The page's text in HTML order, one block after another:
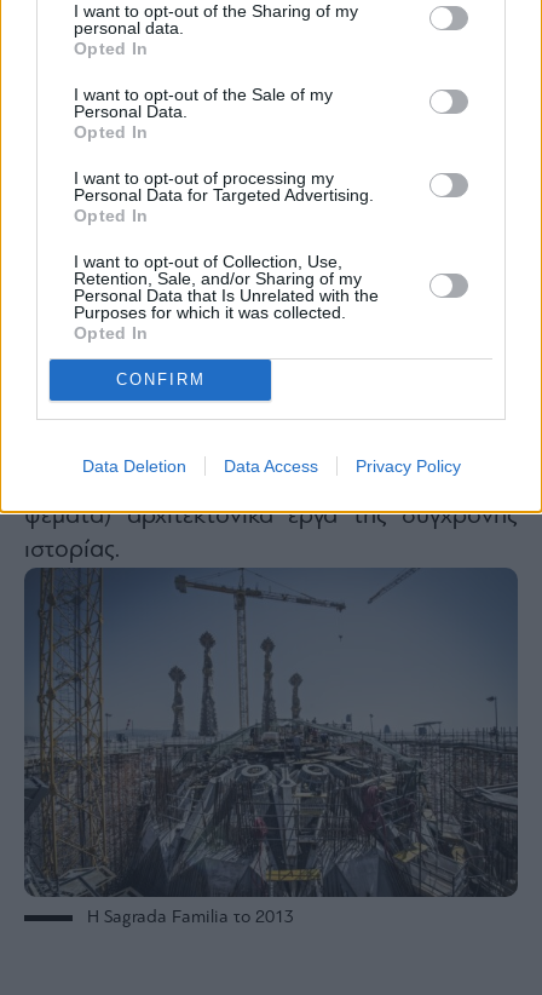
I want to opt-out of the Sharing of my
personal data.
Opted In
I want to opt-out of the Sale of my
Personal Data.
Opted In
I want to opt-out of processing my
Personal Data for Targeted Advertising.
Opted In
I want to opt-out of Collection, Use,
Retention, Sale, and/or Sharing of my
Personal Data that Is Unrelated with the
Purposes for which it was collected.
Opted In
CONFIRM
Data Deletion Data Access Privacy Policy
Για να σηματοδοτηθεί η ολοκλήρωση του
κεντρικού πύργου, έχει προγραμματιστεί
επίσημη τελετή στις 10 Ιουνίου στη
Βαρκελώνη, σε μια στιγμή που σηματοδοτεί
διάσημα (και πιο υπομονετικά, κακά τα
ψέματα) αρχιτεκτονικά έργα της σύγχρονης
ιστορίας.
Η Sagrada Familia το 2013